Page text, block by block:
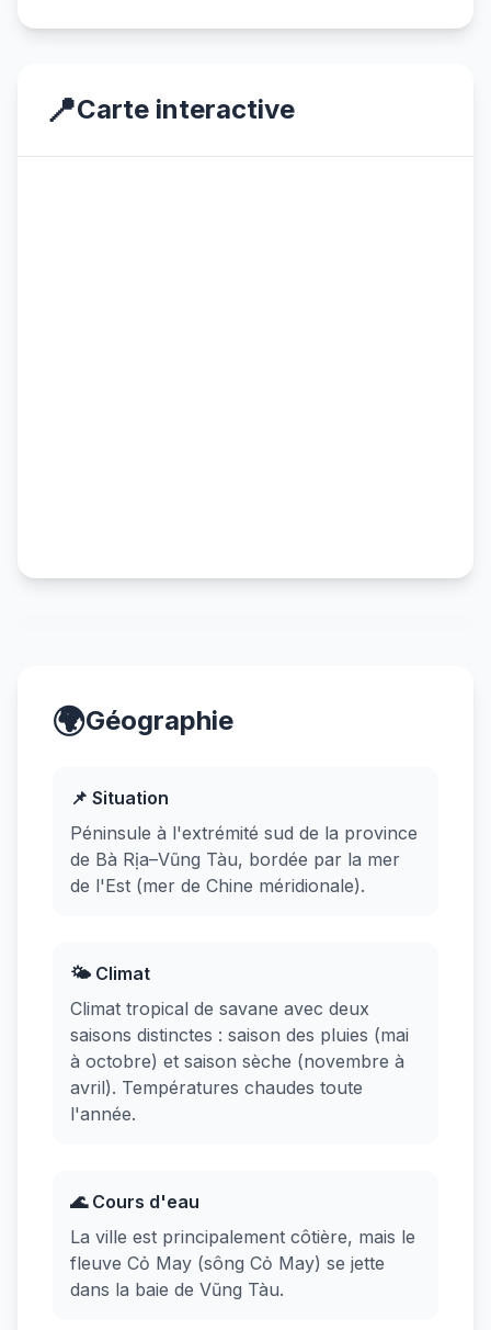
📍Carte interactive
🌍Géographie
📌 Situation
Péninsule à l'extrémité sud de la province
de Bà Rịa–Vũng Tàu, bordée par la mer
de l'Est (mer de Chine méridionale).
🌤️ Climat
Climat tropical de savane avec deux
saisons distinctes : saison des pluies (mai
à octobre) et saison sèche (novembre à
avril). Températures chaudes toute
l'année.
🌊 Cours d'eau
La ville est principalement côtière, mais le
fleuve Cỏ May (sông Cỏ May) se jette
dans la baie de Vũng Tàu.